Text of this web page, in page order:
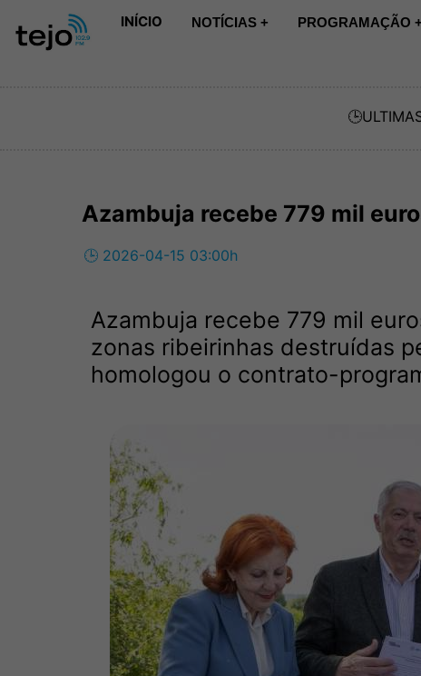
INÍCIO NOTÍCIAS + PROGRAMAÇÃO +
🕒
Azambuja recebe 779 mil
🕒 2026-04-15 03:00h
Azambuja recebe 779 mil
zonas ribeirinhas destruídas
homologou o contrato-